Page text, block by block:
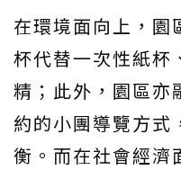
在環境面向上，園
杯代替一次性紙杯
精；此外，園區亦
約的小團導覽方式
衡。而在社會經濟